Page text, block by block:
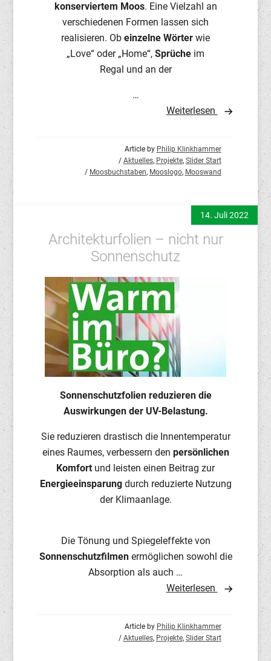
konserviertem Moos. Eine Vielzahl an
verschiedenen Formen lassen sich
realisieren. Ob einzelne Wörter wie
„Love“ oder „Home“, Sprüche im
Regal und an der
…
Weiterlesen
Article by Philip Klinkhammer
/ Aktuelles, Projekte, Slider Start
/ Moosbuchstaben, Mooslogo, Mooswand
14. Juli 2022
Architekturfolien – nicht nur
Sonnenschutz
Sonnenschutzfolien reduzieren die
Auswirkungen der UV-Belastung.
Sie reduzieren drastisch die Innentemperatur
eines Raumes, verbessern den persönlichen
Komfort und leisten einen Beitrag zur
Energieeinsparungdurch reduzierte Nutzung
der Klimaanlage.
Die Tönung und Spiegeleffekte von
Sonnenschutzfilmenermöglichen sowohl die
Absorption als auch …
Weiterlesen
Article by Philip Klinkhammer
/ Aktuelles, Projekte, Slider Start